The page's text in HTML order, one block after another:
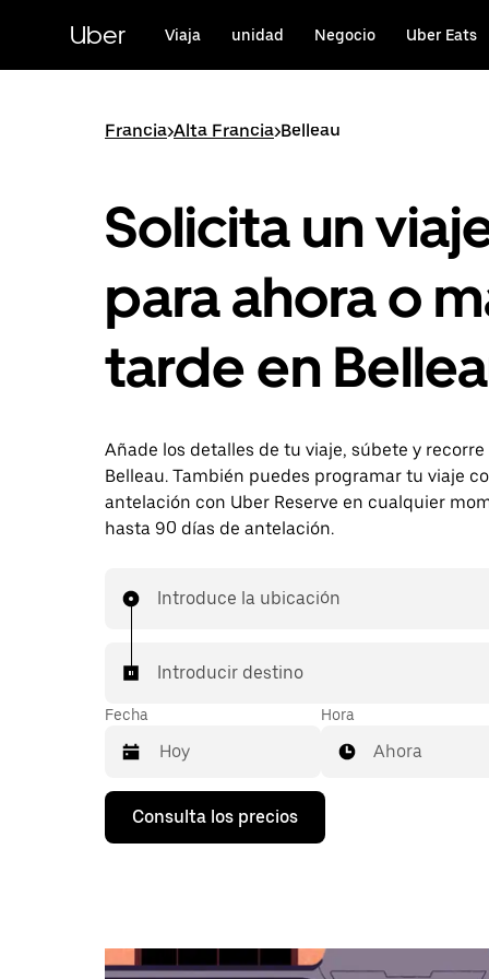
contenido
principal
Uber Viaja unidad Negocio Uber Eats
Francia>Alta Francia>Belleau
Solicita un
para ahora o
tarde en
Añade los detalles de tu viaje, súbete y recorre
Belleau. También puedes programar tu viaje
antelación con Uber Reserve en cualquier
hasta 90 días de antelación.
Introduce la ubicación
Introducir destino
Fecha
Pulsa
flecha
calendario
Hora
Ahora
Consulta los precios